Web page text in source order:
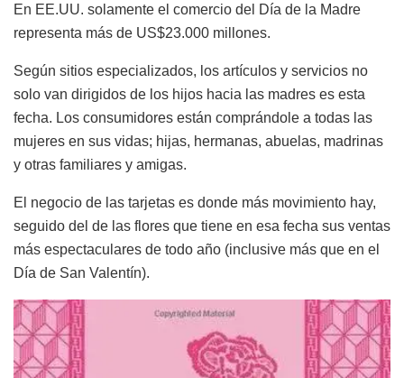
En EE.UU. solamente el comercio del Día de la Madre
representa más de US$23.000 millones.
Según sitios especializados, los artículos y servicios no
solo van dirigidos de los hijos hacia las madres es esta
fecha. Los consumidores están comprándole a todas las
mujeres en sus vidas; hijas, hermanas, abuelas, madrinas
y otras familiares y amigas.
El negocio de las tarjetas es donde más movimiento hay,
seguido del de las flores que tiene en esa fecha sus ventas
más espectaculares de todo año (inclusive más que en el
Día de San Valentín).